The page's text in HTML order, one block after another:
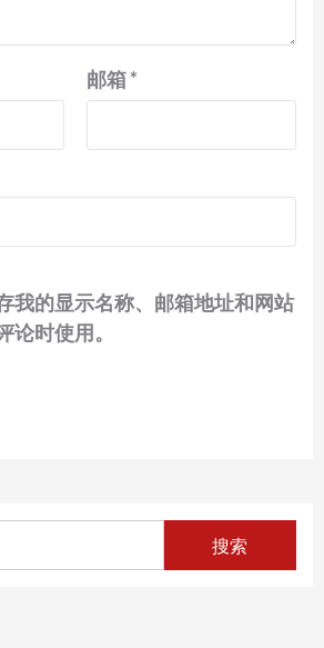
邮箱*
我的显示名称、邮箱地址和网站
论时使用。